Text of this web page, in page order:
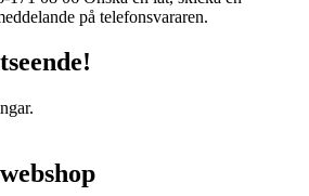
på telefonsvararen.